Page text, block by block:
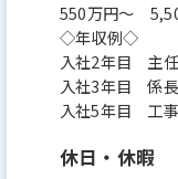
550万円〜
◇年収例◇
入社2年目 主
入社3年目 係
入社5年目 工
休日・休暇